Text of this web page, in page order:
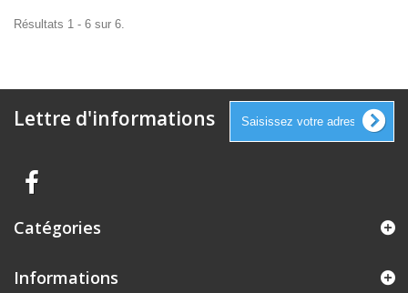
Résultats 1 - 6 sur 6.
Lettre d'informations
Catégories
Informations